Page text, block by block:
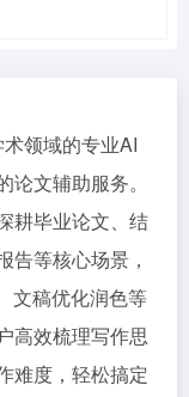
领域的专业AI
文辅助服务。
耕毕业论文、结
告等核心场景，
文稿优化润色等
高效梳理写作思
难度，轻松搞定